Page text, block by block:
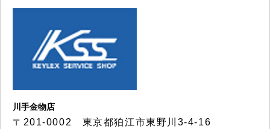
川手金物店
〒201-0002 東京都狛江市東野川3-4-16